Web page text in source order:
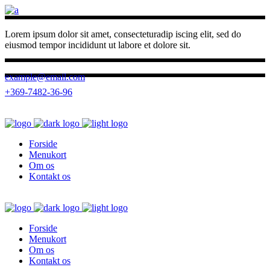
Lorem ipsum dolor sit amet, consecteturadip iscing elit, sed do
eiusmod tempor incididunt ut labore et dolore sit.
example@email.com
+369-7482-36-96
Forside
Menukort
Om os
Kontakt os
Forside
Menukort
Om os
Kontakt os